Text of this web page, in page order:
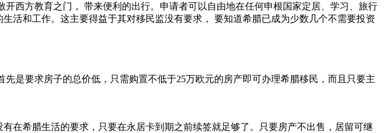
西方教育之门， 带来便利的出行。申请者可以自由地在任何申根国家定居、学习、旅行
活和工作。这主要得益于其对移民监没有要求， 要知道希腊已成为少数几个不需要投资
先是要求房子的总价低，只需购置不低于25万欧元的房产即可办理希腊移民，而且只要主
在希腊生活的要求，只要在永居卡到期之前续签就足够了。只要房产不出售，居留可继